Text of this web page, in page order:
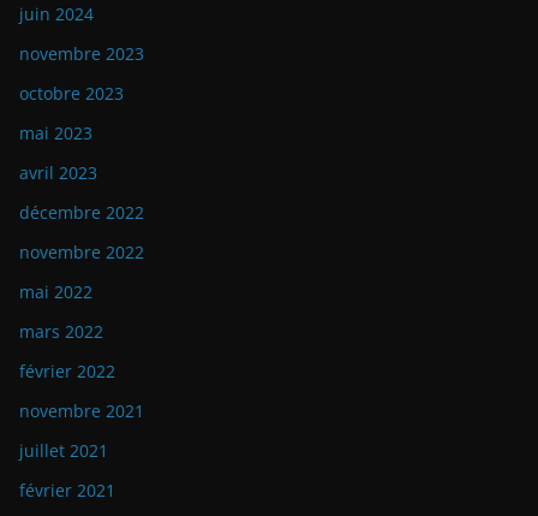
juin 2024
novembre 2023
octobre 2023
mai 2023
avril 2023
décembre 2022
novembre 2022
mai 2022
mars 2022
février 2022
novembre 2021
juillet 2021
février 2021